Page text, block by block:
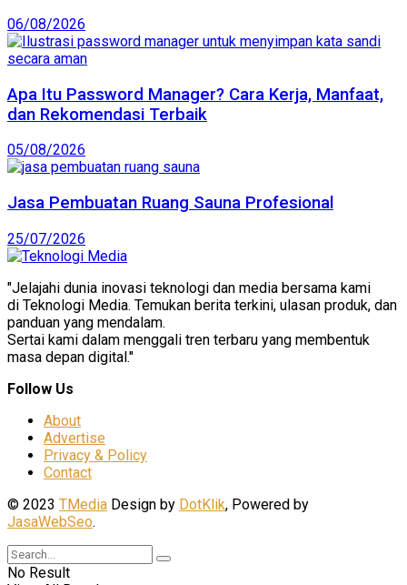
06/08/2026
Apa Itu Password Manager? Cara Kerja, Manfaat,
dan Rekomendasi Terbaik
05/08/2026
Jasa Pembuatan Ruang Sauna Profesional
25/07/2026
"Jelajahi dunia inovasi teknologi dan media bersama kami
di Teknologi Media. Temukan berita terkini, ulasan produk, dan
panduan yang mendalam.
Sertai kami dalam menggali tren terbaru yang membentuk
masa depan digital."
Follow Us
About
Advertise
Privacy & Policy
Contact
© 2023 TMedia Design by DotKlik, Powered by
JasaWebSeo.
No Result